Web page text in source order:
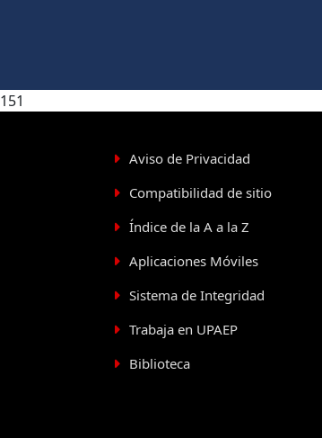
151
Aviso de Privacidad
Compatibilidad de sitio
Índice de la A a la Z
Aplicaciones Móviles
Sistema de Integridad
Trabaja en UPAEP
Biblioteca